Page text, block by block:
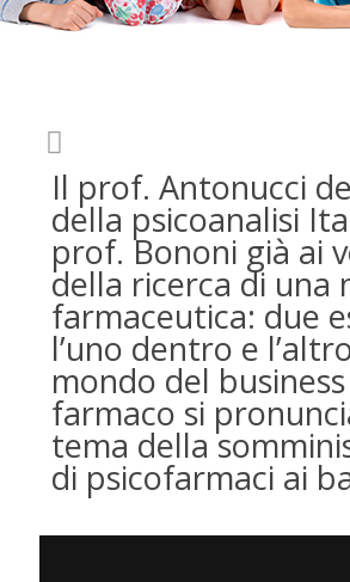
Il prof. Antonucci
della psicoanalisi
prof. Bononi già ai
della ricerca di una
farmaceutica: due
l’uno dentro e
mondo del
farmaco si
tema della
di psicofarmaci ai